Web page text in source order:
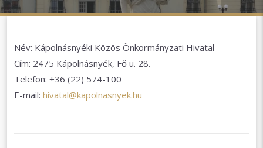
Név: Kápolnásnyéki Közös Önkormányzati Hivatal
Cím: 2475 Kápolnásnyék, Fő u. 28.
Telefon: +36 (22) 574-100
E-mail: hivatal@kapolnasnyek.hu